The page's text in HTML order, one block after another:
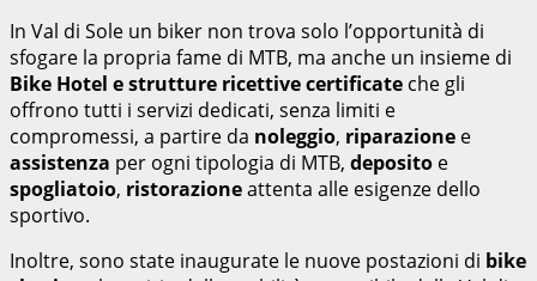
In Val di Sole un biker non trova solo l’opportunità di
sfogare la propria fame di MTB, ma anche un insieme di
Bike Hotel e strutture ricettive certificate che gli
offrono tutti i servizi dedicati, senza limiti e
compromessi, a partire da noleggio, riparazione e
assistenza per ogni tipologia di MTB, deposito e
spogliatoio, ristorazioneattenta alle esigenze dello
sportivo.
Inoltre, sono state inaugurate le nuove postazioni di bike